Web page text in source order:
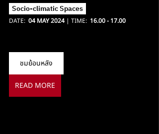
Socio-climatic Spaces
DATE: 04 MAY 2024 | TIME: 16.00 - 17.00
ชมย้อนหลัง
READ MORE